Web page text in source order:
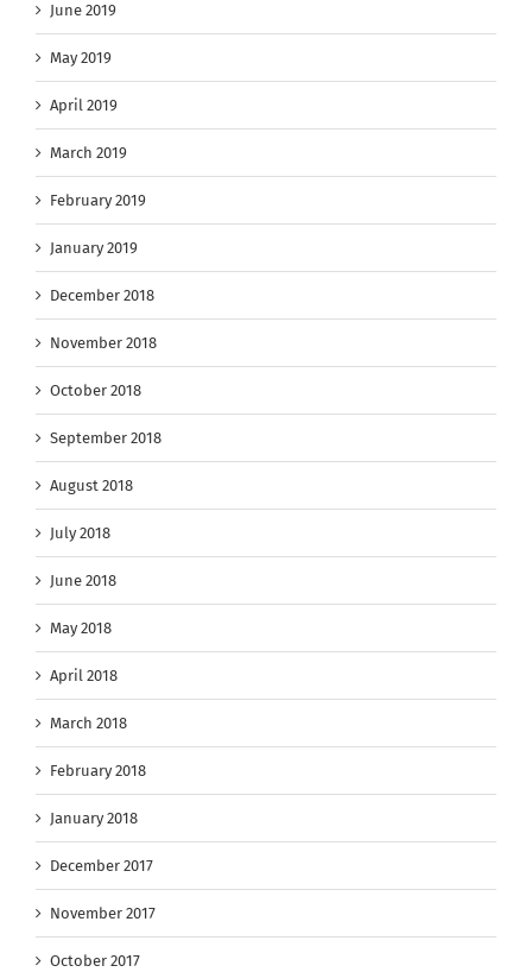
June 2019
May 2019
April 2019
March 2019
February 2019
January 2019
December 2018
November 2018
October 2018
September 2018
August 2018
July 2018
June 2018
May 2018
April 2018
March 2018
February 2018
January 2018
December 2017
November 2017
October 2017